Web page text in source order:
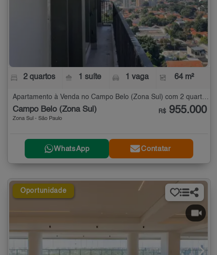
2 quartos 1 suíte 1 vaga 64 m²
Apartamento à Venda no Campo Belo (Zona Sul) com 2 quartos - 64 m²
Campo Belo (Zona Sul)
Zona Sul - São Paulo
R$ 955.000
WhatsApp Contatar
Oportunidade